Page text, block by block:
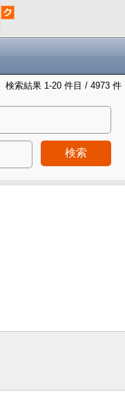
検索結果 1-20 件目 / 4973 件
検索